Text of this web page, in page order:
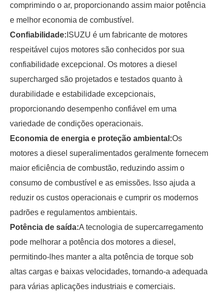
comprimindo o ar, proporcionando assim maior potência
e melhor economia de combustível.
Confiabilidade: ISUZU é um fabricante de motores
respeitável cujos motores são conhecidos por sua
confiabilidade excepcional. Os motores a diesel
supercharged são projetados e testados quanto à
durabilidade e estabilidade excepcionais,
proporcionando desempenho confiável em uma
variedade de condições operacionais.
Economia de energia e proteção ambiental:Os
motores a diesel superalimentados geralmente fornecem
maior eficiência de combustão, reduzindo assim o
consumo de combustível e as emissões. Isso ajuda a
reduzir os custos operacionais e cumprir os modernos
padrões e regulamentos ambientais.
Potência de saída:A tecnologia de supercarregamento
pode melhorar a potência dos motores a diesel,
permitindo-lhes manter a alta potência de torque sob
altas cargas e baixas velocidades, tornando-a adequada
para várias aplicações industriais e comerciais.